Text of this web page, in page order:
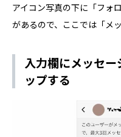
アイコン写真の下に「フォ
があるので、ここでは「メ
入力欄にメッセ
ップする